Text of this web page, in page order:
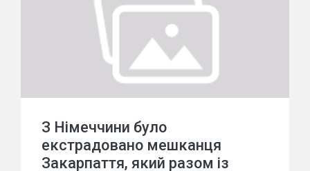
З Німеччини було
екстрадовано мешканця
Закарпаття, який разом із